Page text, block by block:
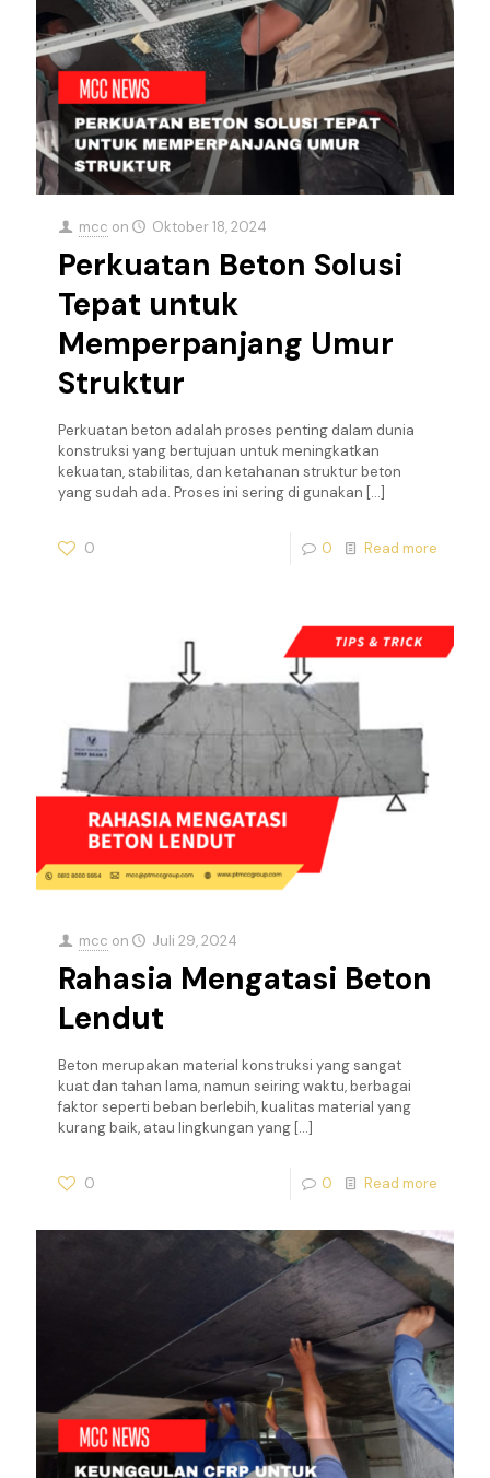
mcc on Oktober 18, 2024
Perkuatan Beton Solusi
Tepat untuk
Memperpanjang Umur
Struktur
Perkuatan beton adalah proses penting dalam dunia
konstruksi yang bertujuan untuk meningkatkan
kekuatan, stabilitas, dan ketahanan struktur beton
yang sudah ada. Proses ini sering di gunakan […]
0 0 Read more
mcc on Juli 29, 2024
Rahasia Mengatasi Beton
Lendut
Beton merupakan material konstruksi yang sangat
kuat dan tahan lama, namun seiring waktu, berbagai
faktor seperti beban berlebih, kualitas material yang
kurang baik, atau lingkungan yang […]
0 0 Read more